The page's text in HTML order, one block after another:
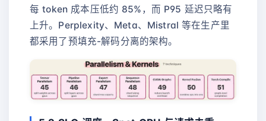
每 token 成本压低约 85%，而 P95 延迟只略有
上升。Perplexity、Meta、Mistral 等在生产里
都采用了预填充-解码分离的架构。